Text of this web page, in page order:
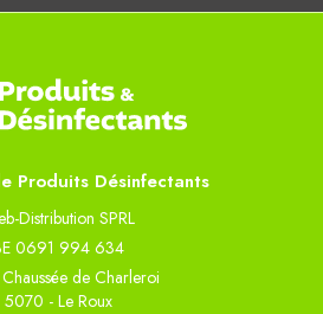
Produits Désinfectants
Distribution SPRL
0691 994 634
de Charleroi
5070 - Le Roux